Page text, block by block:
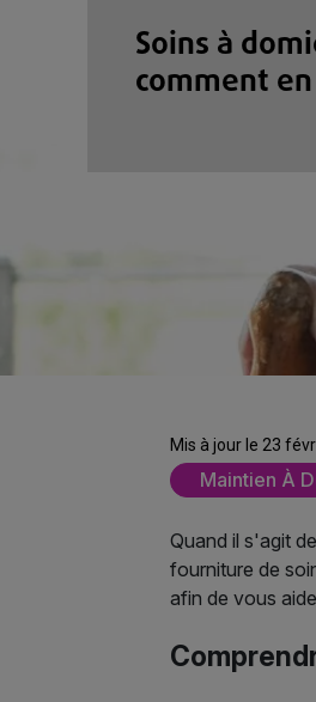
Soins à
comment
Mis à jour le 23
Maintien À
Quand il s'agit
fourniture de
afin de vous